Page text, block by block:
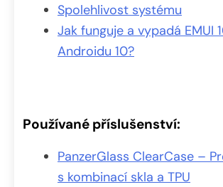
Spolehlivost systému
Jak funguje a vypadá EMUI
Androidu 10?
Používané příslušenství:
PanzerGlass ClearCase –
s kombinací skla a TPU